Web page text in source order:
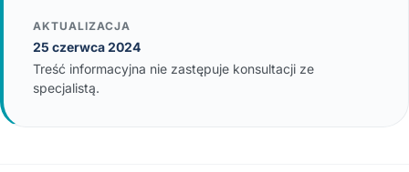
AKTUALIZACJA
25 czerwca 2024
Treść informacyjna nie zastępuje konsultacji ze
specjalistą.